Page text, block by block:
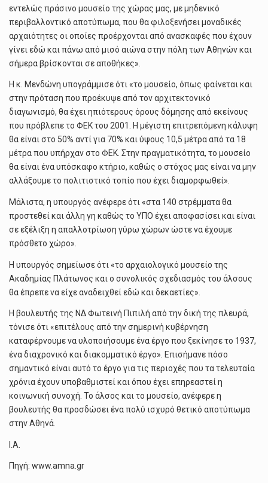
εντελώς πράσινο μουσείο της χώρας μας, με μηδενικό
περιβαλλοντικό αποτύπωμα, που θα φιλοξενήσει μοναδικές
αρχαιότητες οι οποίες προέρχονται από ανασκαφές που έχουν
γίνει εδώ και πάνω από μισό αιώνα στην πόλη των Αθηνών και
σήμερα βρίσκονται σε αποθήκες».
Η κ. Μενδώνη υπογράμμισε ότι «το μουσείο, όπως φαίνεται και
στην πρόταση που προέκυψε από τον αρχιτεκτονικό
διαγωνισμό, θα έχει ηπιότερους όρους δόμησης από εκείνους
που πρόβλεπε το ΦΕΚ του 2001. Η μέγιστη επιτρεπόμενη κάλυψη
θα είναι στο 50% αντί για 70% και ύψους 10,5 μέτρα από τα 18
μέτρα που υπήρχαν στο ΦΕΚ. Στην πραγματικότητα, το μουσείο
θα είναι ένα υπόσκαφο κτήριο, καθώς ο στόχος μας είναι να μην
αλλάξουμε το πολιτιστικό τοπίο που έχει διαμορφωθεί».
Μάλιστα, η υπουργός ανέφερε ότι «στα 140 στρέμματα θα
προστεθεί και άλλη γη καθώς το ΥΠΟ έχει αποφασίσει και είναι
σε εξέλιξη η απαλλοτρίωση γύρω χώρων ώστε να έχουμε
πρόσθετο χώρο».
Η υπουργός σημείωσε ότι «το αρχαιολογικό μουσείο της
Ακαδημίας Πλάτωνος και ο συνολικός σχεδιασμός του άλσους
θα έπρεπε να είχε αναδειχθεί εδώ και δεκαετίες».
Η βουλευτής της ΝΔ Φωτεινή Πιπιλή από την δική της πλευρά,
τόνισε ότι «επιτέλους από την σημερινή κυβέρνηση
καταφέρνουμε να υλοποιήσουμε ένα έργο που ξεκίνησε το 1937,
ένα διαχρονικό και διακομματικό έργο». Επισήμανε πόσο
σημαντικό είναι αυτό το έργο για τις περιοχές που τα τελευταία
χρόνια έχουν υποβαθμιστεί και όπου έχει επηρεαστεί η
κοινωνική συνοχή. Το άλσος και το μουσείο, ανέφερε η
βουλευτής θα προσδώσει ένα πολύ ισχυρό θετικό αποτύπωμα
στην Αθηνά.
Ι.Α.
Πηγή: www.amna.gr